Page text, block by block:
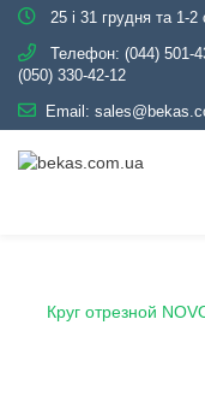
25 і 31 грудня та 1-2
Телефон: (044) 501-
(050) 330-42-12
Email:
Круг отрезной